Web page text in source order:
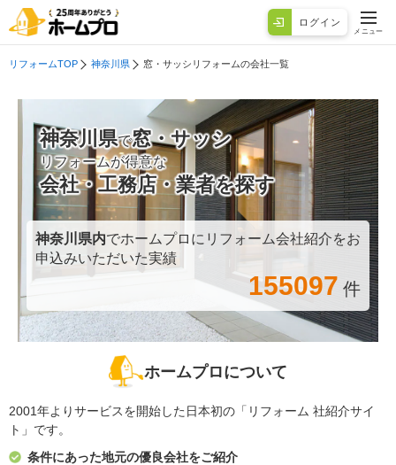
ログイン
メニュー
リフォームTOP 神奈川県 窓・サッシリフォームの会社一覧
神奈川県で窓・サッシ
リフォームが得意な
会社・工務店・業者を探す
神奈川県内でホームプロにリフォーム会社紹介をお
申込みいただいた実績
155097 件
ホームプロについて
2001年よりサービスを開始した日本初の「リフォーム 社紹介サイ
ト」です。
条件にあった地元の優良会社をご紹介